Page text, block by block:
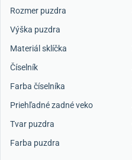
Rozmer puzdra
Výška puzdra
Materiál sklíčka
Číselník
Farba číselníka
Priehľadné zadné veko
Tvar puzdra
Farba puzdra